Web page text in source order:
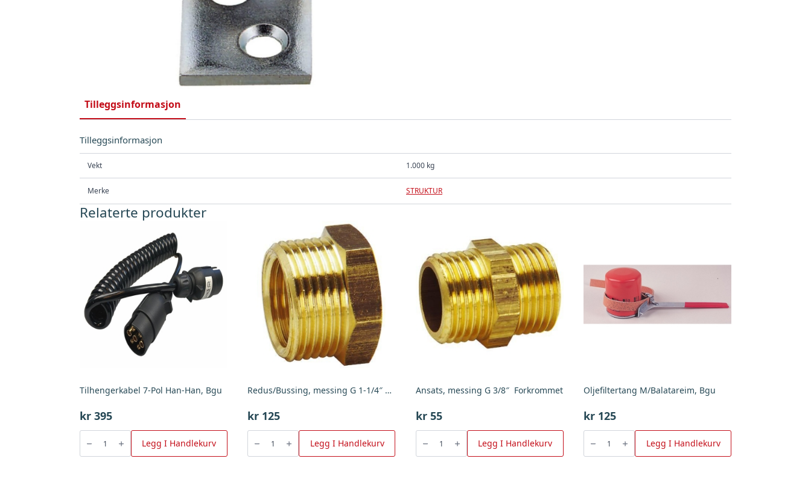
Tilleggsinformasjon
Tilleggsinformasjon
Vekt 1.000 kg
Merke STRUKTUR
Relaterte produkter
Tilhengerkabel 7-Pol Han-Han, Bgu
kr 395
Tilhengerkabel
Pol
Han-
Legg I Handlekurv
Redus/Bussing, messing G 1-1/4″ X G 1″
kr 125
Redus/Bussing,
messing
1-
Legg I Handlekurv
Ansats, messing G 3/8″ Forkrommet
kr55
Ansats,
messing
3/8"
Legg I Handlekurv
Oljefiltertang M/Balatareim, Bgu
kr 125
Oljefiltertang
M/Balatareim,
Bgu
antall
Legg I Handlekurv